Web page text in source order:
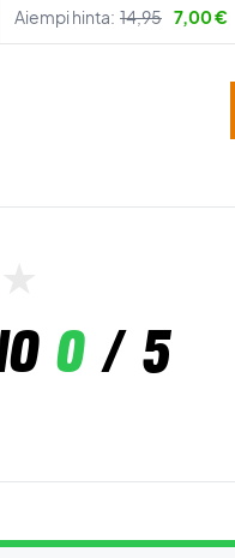
Aiempi hinta: 14,95 7,00 €
0/ 5